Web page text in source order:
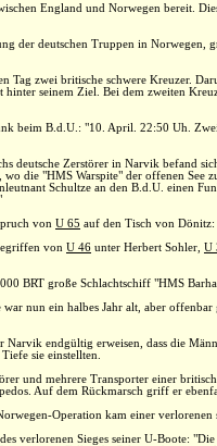
England und Norwegen bereit.
der deutschen Truppen in Norwegen,
Tag zwei britische schwere Kreuzer.
seinem Ziel. Bei dem zweiten
beim B.d.U.: "10. April. 22:50 Uh.
deutsche Zerstörer in Narvik befand
die "HMS Warspite" der offenen See
Schultze an den B.d.U. einen
von U 65 auf den Tisch von
von U 46 unter Herbert Sohler, U
BRT große Schlachtschiff "HMS
nun ein halbes Jahr alt, aber
Narvik endgültig erweisen, dass die
sie einstellten.
und mehrere Transporter einer
Auf dem Rückmarsch griff er
Operation kam einer verlorenen
verlorenen Sieges seiner U-Boote: